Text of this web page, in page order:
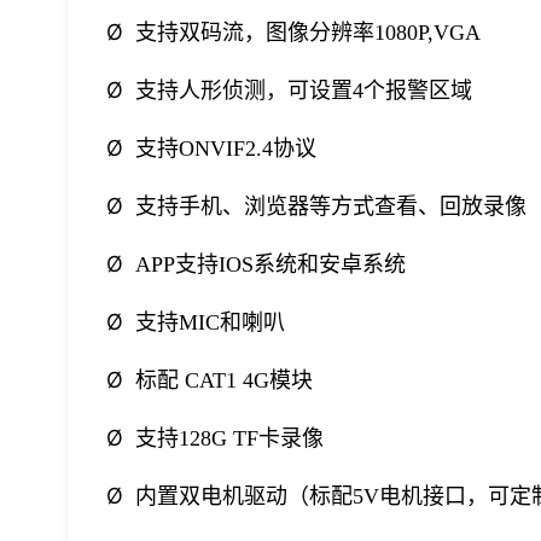
Ø 支持双码流，图像分辨率1080P,VGA
Ø 支持人形侦测，可设置4个报警区域
Ø 支持ONVIF2.4协议
Ø 支持手机、浏览器等方式查看、回放录像
Ø APP支持IOS系统和安卓系统
Ø 支持MIC和喇叭
Ø 标配 CAT1 4G模块
Ø 支持128G TF卡录像
Ø 内置双电机驱动（标配5V电机接口，可定